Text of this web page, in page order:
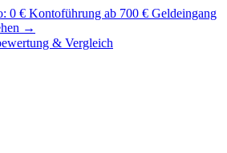
0 € Kontoführung ab 700 € Geldeingang
→
& Vergleich